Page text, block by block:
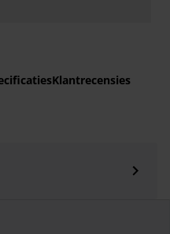
Klantrecensies